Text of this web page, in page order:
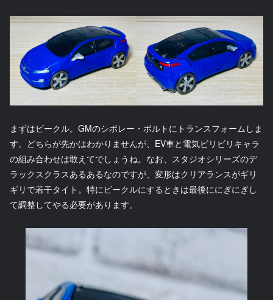
まずはビークル。GMのシボレー・ボルトにトランスフォームしま
す。どちらが先かはわかりませんが、EV車と電気ビリビリキャラ
の組み合わせは敢えてでしょうね。なお、スタジオシリーズのデ
ラックスクラスあるあるなのですが、変形はクリアランスがギリ
ギリで若干タイト。特にビークルにするときは最後ににぎにぎし
て調整してやる必要があります。